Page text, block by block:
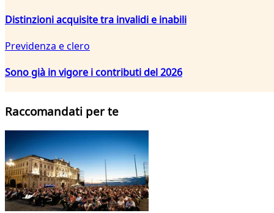
Distinzioni acquisite tra invalidi e inabili
Previdenza e clero
Sono già in vigore i contributi del 2026
Raccomandati per te